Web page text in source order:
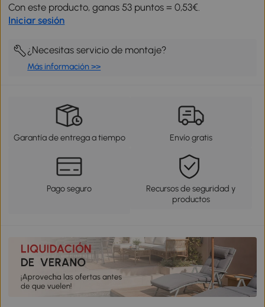
Con este producto, ganas 53 puntos = 0,53€.
Iniciar sesión
¿Necesitas servicio de montaje?
Más información >>
Garantía de entrega a tiempo Envío gratis
Pago seguro
Recursos de seguridad y
productos